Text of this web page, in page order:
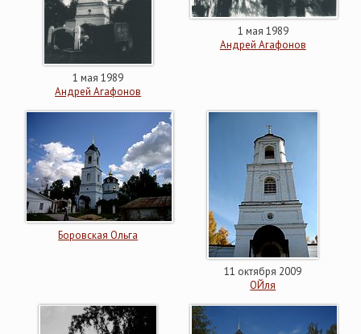
1 мая 1989
Андрей Агафонов
1 мая 1989
Андрей Агафонов
Боровская Ольга
11 октября 2009
ОЙля